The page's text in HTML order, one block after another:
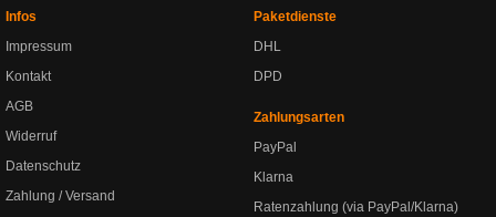
Infos
Impressum
Kontakt
AGB
Widerruf
Datenschutz
Zahlung / Versand
Paketdienste
DHL
DPD
Zahlungsarten
PayPal
Klarna
Ratenzahlung (via PayPal/Klarna)